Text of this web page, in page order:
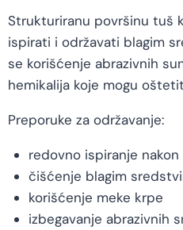
Strukturiranu površinu tuš
ispirati i održavati blagim
se korišćenje abrazivnih
hemikalija koje mogu
Preporuke za održavanje:
redovno ispiranje
čišćenje blagim
korišćenje meke krpe
izbegavanje abrazivnih